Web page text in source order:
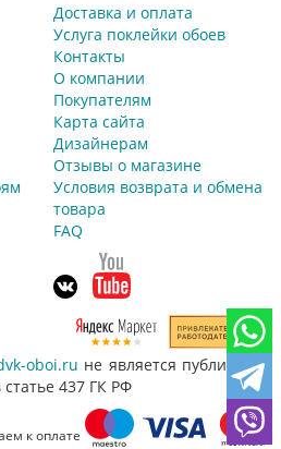
Доставка и оплата
Услуга поклейки обоев
Контакты
О компании
Покупателям
Карта сайта
Дизайнерам
Отзывы о магазине
Условия возврата и обмена
товара
FAQ
oboi.ru не является публичной
437 ГК РФ
к оплате